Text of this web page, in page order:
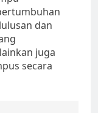
dan
juga
secara